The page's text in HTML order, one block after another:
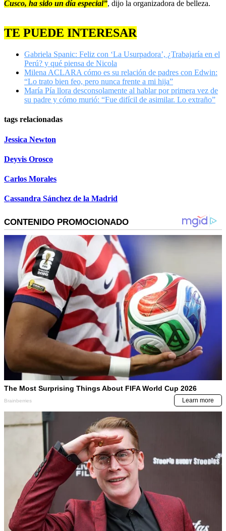
Cusco, ha sido un día especial”, dijo la organizadora de belleza.
TE PUEDE INTERESAR
Gabriela Spanic: Feliz con ‘La Usurpadora’, ¿Trabajaría en el
Perú? y qué piensa de Nicola
Milena ACLARA cómo es su relación de padres con Edwin:
“Lo trato bien feo, pero nunca frente a mi hija”
María Pía llora desconsolamente al hablar por primera vez de
su padre y cómo murió: “Fue difícil de asimilar. Lo extraño”
tags relacionadas
Jessica Newton
Deyvis Orosco
Carlos Morales
Cassandra Sánchez de la Madrid